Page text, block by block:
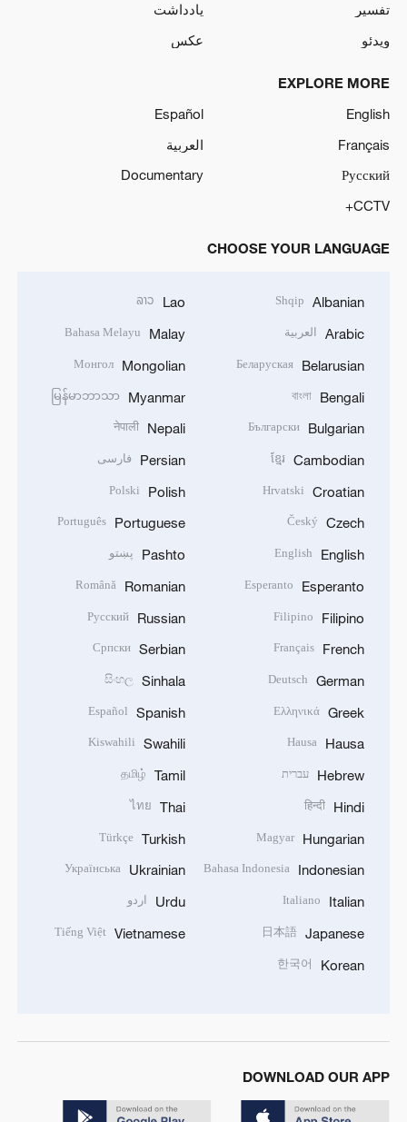
تفسیر
یادداشت
ویدئو
عکس
EXPLORE MORE
English
Español
Français
العربية
Русский
Documentary
CCTV+
CHOOSE YOUR LANGUAGE
Albanian
Shqip
Arabic العربية
Belarusian
Беларуская
Bengali
বাংলা
Bulgarian
Български
Cambodian
ខ្មែរ
Croatian
Hrvatski
Czech
Český
English
English
Esperanto
Esperanto
Filipino
Filipino
French
Français
German
Deutsch
Greek
Ελληνικά
Hausa
Hausa
Hebrew עברית
Hindi
हिन्दी
Hungarian
Magyar
Indonesian
Bahasa Indonesia
Italian
Italiano
Japanese
日本語
Korean
한국어
Lao
ລາວ
Malay
Bahasa Melayu
Mongolian
Монгол
Myanmar
မြန်မာဘာသာ
Nepali
नेपाली
Persian فارسی
Polish
Polski
Portuguese
Português
Pashto پښتو
Romanian
Română
Russian
Русский
Serbian
Српски
Sinhala
සිංහල
Spanish
Español
Swahili
Kiswahili
Tamil
தமிழ்
Thai
ไทย
Turkish
Türkçe
Ukrainian
Українська
Urdu اردو
Vietnamese
Tiếng Việt
DOWNLOAD OUR APP